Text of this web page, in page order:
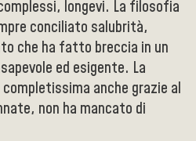
longevi. La filosofia
conciliato salubrità,
che ha fatto breccia in un
ed esigente. La
anche grazie al
non ha mancato di